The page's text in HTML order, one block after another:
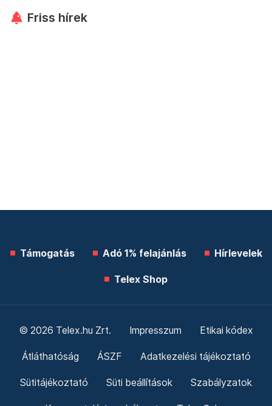
Friss hírek
Támogatás Adó 1% felajánlás Hírlevelek
Telex Shop
© 2026 Telex.hu Zrt. Impresszum Etikai kódex
Átláthatóság ÁSZF Adatkezelési tájékoztató
Sütitájékoztató Süti beállítások Szabályzatok